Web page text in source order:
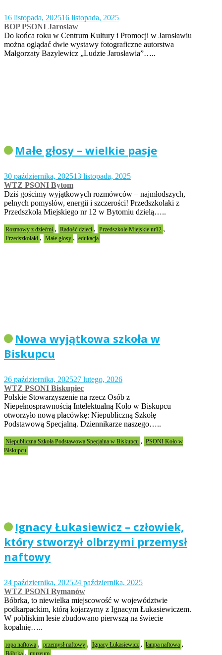
16 listopada, 202516 listopada, 2025
BOP PSONI Jarosław
Do końca roku w Centrum Kultury i Promocji w Jarosławiu
można oglądać dwie wystawy fotograficzne autorstwa
Małgorzaty Bazylewicz „Ludzie Jarosławia”…..
Małe głosy – wielkie pasje
30 października, 202513 listopada, 2025
WTZ PSONI Bytom
Dziś gościmy wyjątkowych rozmówców – najmłodszych,
pełnych pomysłów, energii i szczerości! Przedszkolaki z
Przedszkola Miejskiego nr 12 w Bytomiu dzielą…..
Rozmowy z dziećmi , Radość dzieci , Przedszkole Miejskie nr12 ,
Przedszkolaki , Małe głosy , edukacja
Nowa wyjątkowa szkoła w
Biskupcu
26 października, 202527 lutego, 2026
WTZ PSONI Biskupiec
Polskie Stowarzyszenie na rzecz Osób z
Niepełnosprawnością Intelektualną Koło w Biskupcu
otworzyło nową placówkę: Niepubliczną Szkołę
Podstawową Specjalną. Dziennikarze naszego…..
Niepubliczna Szkoła Podstawowa Specjalna w Biskupcu , PSONI Koło w
Biskupcu
Ignacy Łukasiewicz – człowiek,
który stworzył olbrzymi przemysł
naftowy
24 października, 202524 października, 2025
WTZ PSONI Rymanów
Bóbrka, to niewielka miejscowość w województwie
podkarpackim, którą kojarzymy z Ignacym Łukasiewiczem.
W pobliskim lesie zbudowano pierwszą na świecie
kopalnię…..
ropa naftowa , przemysł naftowy , Ignacy Łukasiewicz , lampa naftowa ,
Bóbrka , muzeum